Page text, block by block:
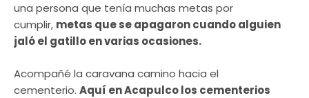
una persona que tenía muchas metas por
cumplir, metas que se apagaron cuando alguien
jaló el gatillo en varias ocasiones.
Acompañé la caravana camino hacia el
cementerio. Aquí en Acapulco los cementerios